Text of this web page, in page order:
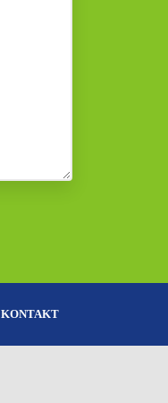
KONTAKT